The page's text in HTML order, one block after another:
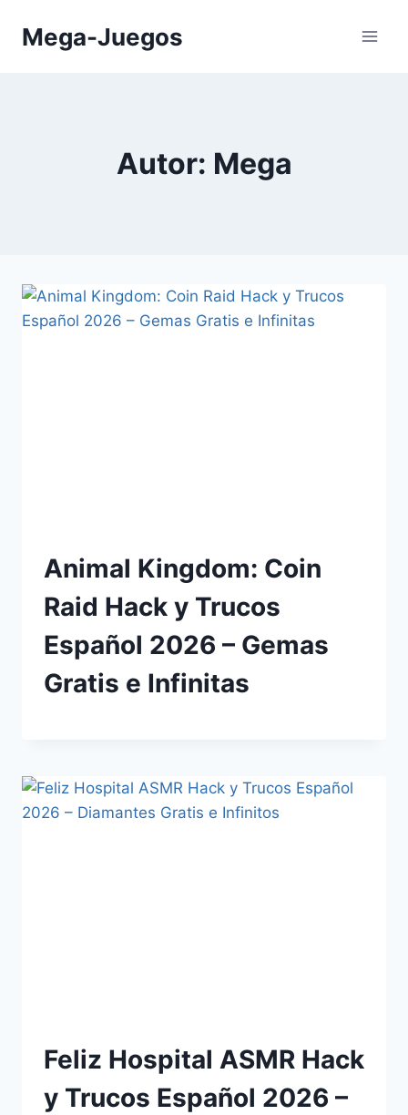
Mega-Juegos
Autor: Mega
Animal Kingdom: Coin
Raid Hack y Trucos
Español 2026 – Gemas
Gratis e Infinitas
Feliz Hospital ASMR Hack
y Trucos Español 2026 –